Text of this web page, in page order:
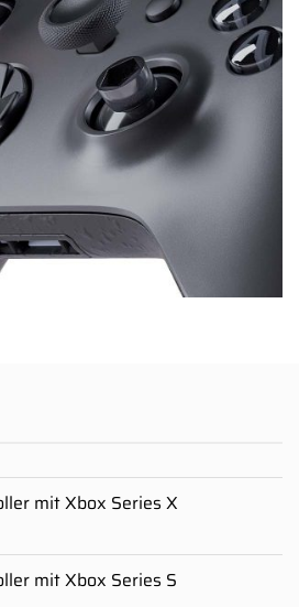
mit Xbox Series X
mit Xbox Series S